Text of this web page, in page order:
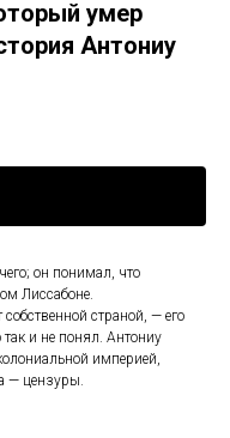
умер
Антониу
он понимал, что
Лиссабоне.
страной, — его
так и не понял. Антониу
империей,
— цензуры.